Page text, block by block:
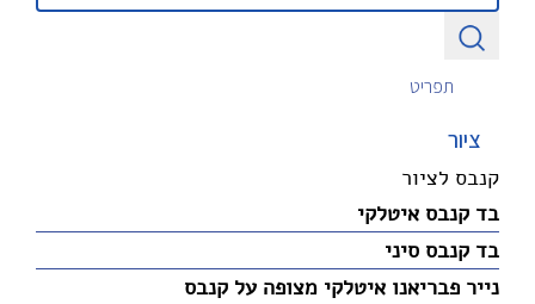
תפריט
ציור
קנבס לציור
בד קנבס איטלקי
בד קנבס סיני
נייר פבריאנו איטלקי מצופה על קנבס